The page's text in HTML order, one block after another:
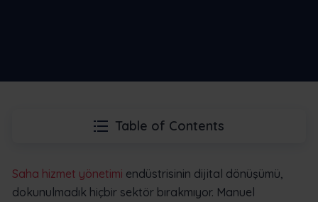
Table of Contents
Saha hizmet yönetimi endüstrisinin dijital dönüşümü,
dokunulmadık hiçbir sektör bırakmıyor. Manuel